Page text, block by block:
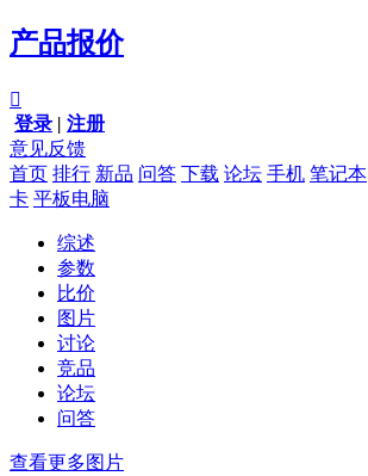
产品报价

登录 | 注册
意见反馈
首页 排行 新品 问答 下载 论坛 手机 笔记本
卡 平板电脑
综述
参数
比价
图片
讨论
竞品
论坛
问答
查看更多图片